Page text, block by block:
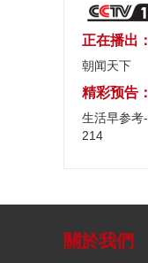
正在播出：
朝闻天下
精彩预告：
生活早参考
214
關於我們